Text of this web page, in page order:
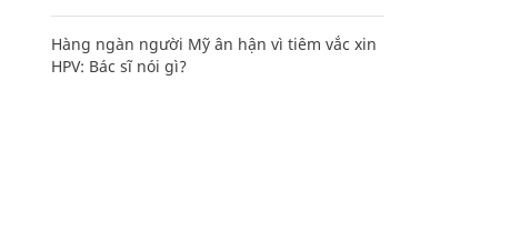
Hàng ngàn người Mỹ ân hận vì tiêm vắc xin
HPV: Bác sĩ nói gì?